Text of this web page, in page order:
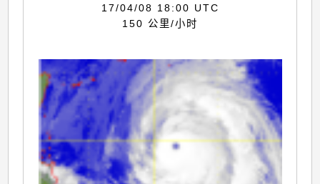
17/04/08 18:00 UTC
150 公里/小时